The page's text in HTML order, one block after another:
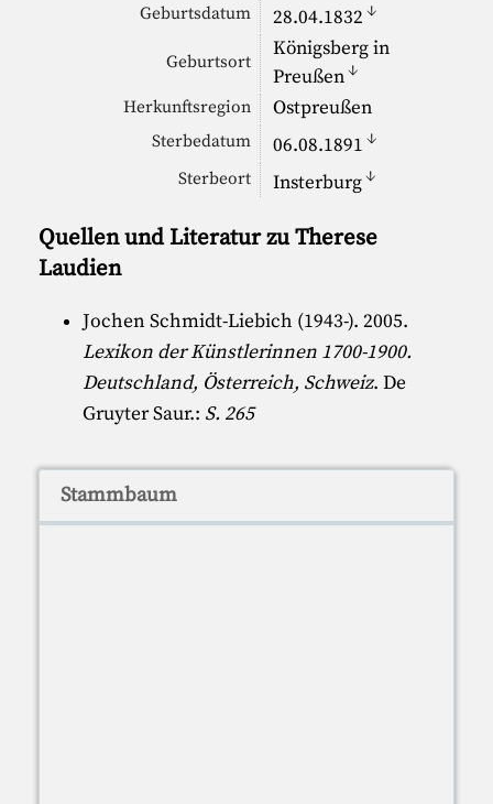
Geburtsdatum 28.04.1832 ↓
Geburtsort
Königsberg in
Preußen↓
Herkunftsregion Ostpreußen
Sterbedatum 06.08.1891 ↓
Sterbeort Insterburg↓
Quellen und Literatur zu Therese
Laudien
Jochen Schmidt-Liebich (1943-). 2005.
Lexikon der Künstlerinnen 1700-1900.
Deutschland, Österreich, Schweiz. De
Gruyter Saur.: S. 265
Stammbaum